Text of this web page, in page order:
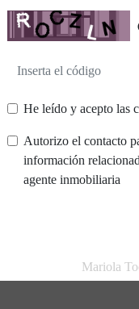
Captcha
He leído y acepto las
Autorizo el contacto
información
agente inmobiliaria
Mariola